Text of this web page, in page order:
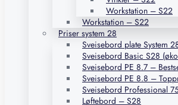
Workstation – S22
Workstation – S22
Priser system 28
Sveisebord plate System
Sveisebord Basic S28
Sveisebord PE 8.7 –
Sveisebord PE 8.8 –
Sveisebord Professional
Løftebord – S28